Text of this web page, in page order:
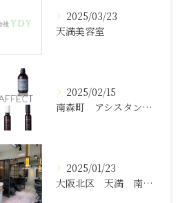
2025/03/23
天満美容室
2025/02/15
南森町 アシスタント求人
2025/01/23
大阪北区 天満 南森町エリア 美容室求人